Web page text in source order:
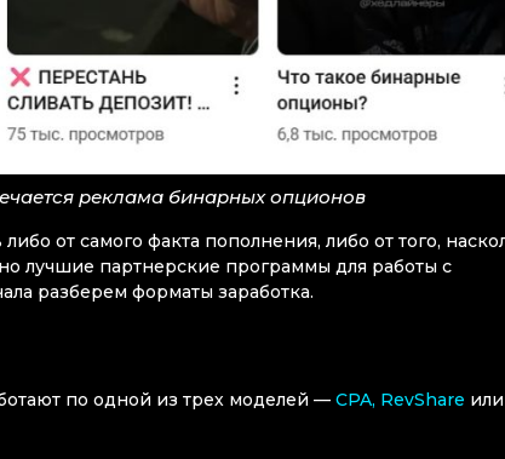
реклама бинарных опционов
от самого факта пополнения, либо от того,
лучшие партнерские программы для работы с
разберем форматы заработка.
по одной из трех моделей — CPA, RevShare или